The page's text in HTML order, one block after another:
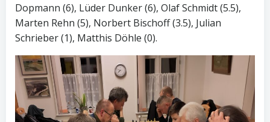
Dopmann (6), Lüder Dunker (6), Olaf Schmidt (5.5),
Marten Rehn (5), Norbert Bischoff (3.5), Julian
Schrieber (1), Matthis Döhle (0).